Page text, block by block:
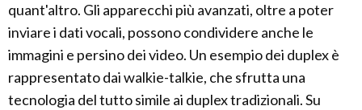
quant'altro. Gli apparecchi più avanzati, oltre a poter
inviare i dati vocali, possono condividere anche le
immagini e persino dei video. Un esempio dei duplex è
rappresentato dai walkie-talkie, che sfrutta una
tecnologia del tutto simile ai duplex tradizionali. Su